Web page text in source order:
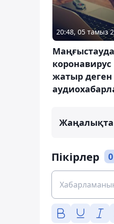
20:48, 05 тамыз
жатыр деген
Пікірлер 0